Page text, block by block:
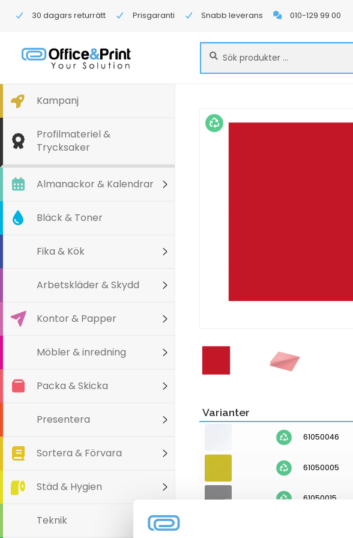
30 dagars returrätt Prisgaranti Snabb leverans 010-129 99 00
Sök
efter:
Sök
Kampanj
Profilmateriel &
Trycksaker
Almanackor & Kalendrar
Bläck & Toner
Fika & Kök
Arbetskläder & Skydd
Kontor & Papper
Möbler & inredning
Packa & Skicka
Presentera
Sortera & Förvara
Städ & Hygien
Teknik
Varianter
61050046
61050005
61050015